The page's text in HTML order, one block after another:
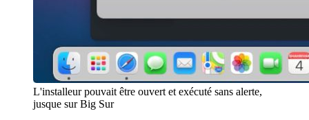
L'installeur pouvait être ouvert et exécuté sans alerte,
jusque sur Big Sur